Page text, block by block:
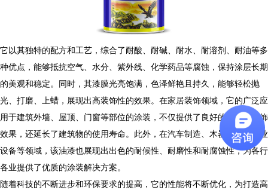
它以其独特的配方和工艺，综合了耐酸、耐碱、耐水、耐溶剂、耐油等多
种优点，能够抵抗空气、水分、紫外线、化学药品等腐蚀，保持涂层长期
的美观和稳定。同时，其漆膜光亮饱满，色泽鲜艳且持久，能够轻松抛
光、打磨、上蜡，展现出高装饰性的效果。在家居装饰领域，它的广泛应
用于建筑外墙、屋顶、门窗等部位的涂装，不仅提供了良好的保护和装饰
效果，还延长了建筑物的使用寿命。此外，在汽车制造、木器家具、工业
设备等领域，该油漆也展现出出色的耐候性、耐磨性和耐腐蚀性，为各行
各业提供了优质的涂装解决方案。
随着科技的不断进步和环保要求的提高，它的性能将不断优化，为打造高